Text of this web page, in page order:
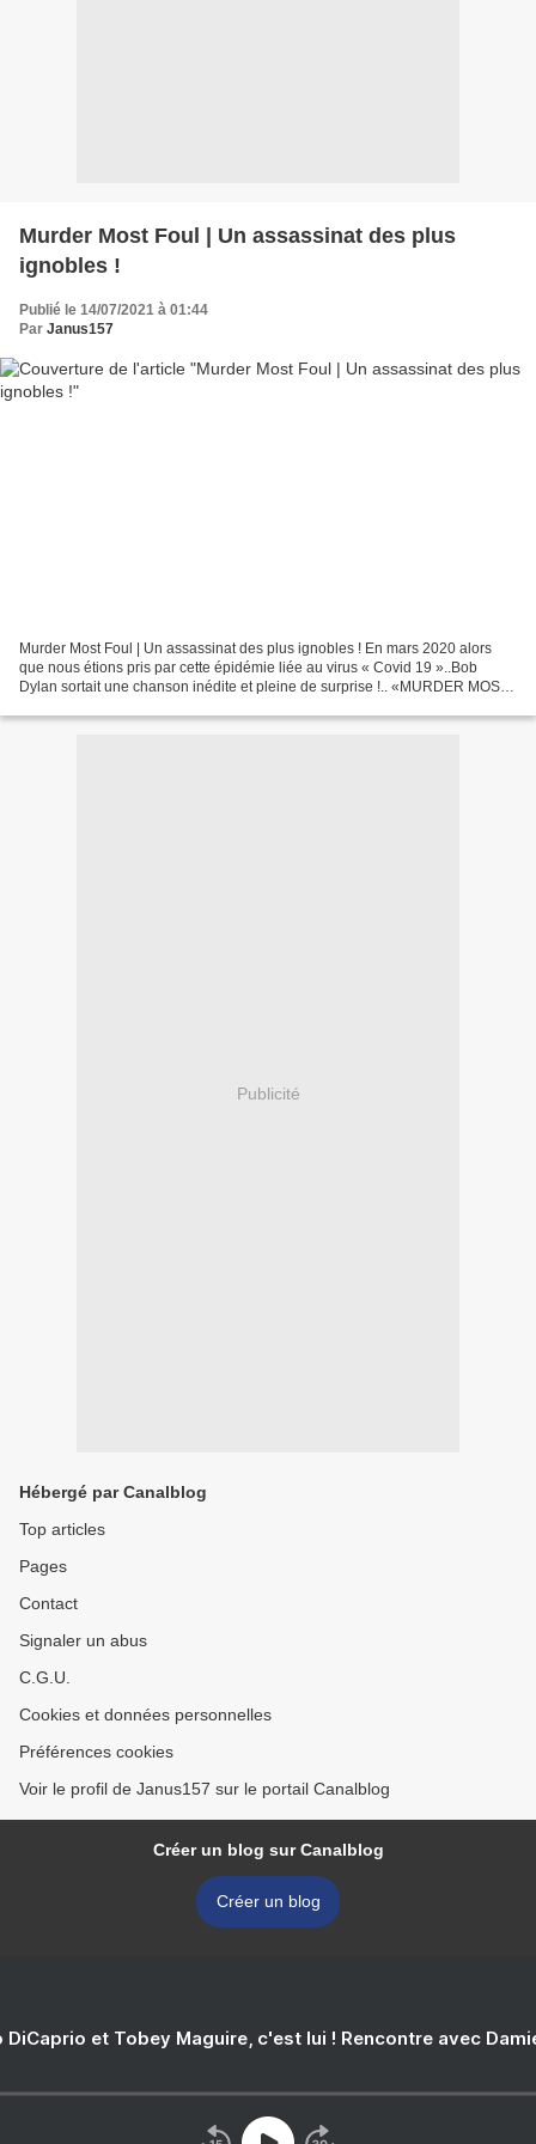
Murder Most Foul | Un assassinat des plus
ignobles !
Publié le 14/07/2021 à 01:44
Par Janus157
Murder Most Foul | Un assassinat des plus ignobles ! En mars 2020 alors
que nous étions pris par cette épidémie liée au virus « Covid 19 »..Bob
Dylan sortait une chanson inédite et pleine de surprise !.. «MURDER MOST
Publicité
Hébergé par Canalblog
Top articles
Pages
Contact
Signaler un abus
C.G.U.
Cookies et données personnelles
Préférences cookies
Voir le profil de Janus157 sur le portail Canalblog
Créer un blog sur Canalblog
Créer un blog
DiCaprio et Tobey Maguire, c'est lui ! Rencontre avec